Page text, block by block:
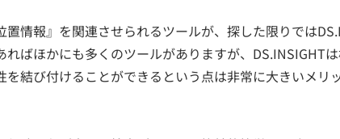
置情報』を関連させられるツールが、探した限りでは
ばほかにも多くのツールがありますが、DS.INSIGHT
結び付けることができるという点は非常に大きいメリ